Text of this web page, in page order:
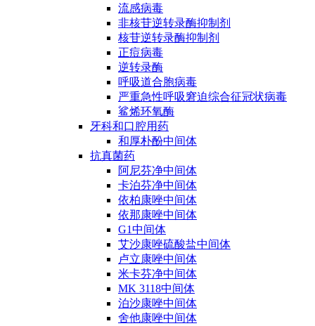
流感病毒
非核苷逆转录酶抑制剂
核苷逆转录酶抑制剂
正痘病毒
逆转录酶
呼吸道合胞病毒
严重急性呼吸窘迫综合征冠状病毒
鲨烯环氧酶
牙科和口腔用药
和厚朴酚中间体
抗真菌药
阿尼芬净中间体
卡泊芬净中间体
依柏康唑中间体
依那康唑中间体
G1中间体
艾沙康唑硫酸盐中间体
卢立康唑中间体
米卡芬净中间体
MK 3118中间体
泊沙康唑中间体
舍他康唑中间体